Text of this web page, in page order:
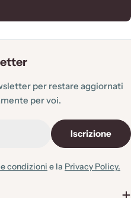
per restare aggiornati
per voi.
Iscrizione
condizioni e la Privacy Policy.